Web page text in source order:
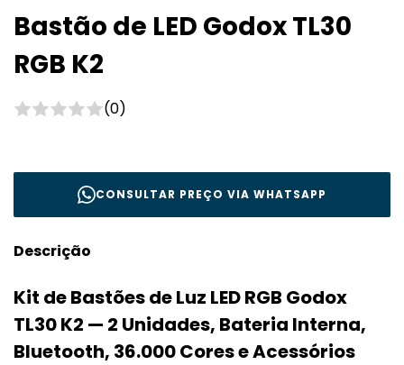
Bastão de LED Godox TL30
RGB K2
(0)
CONSULTAR PREÇO VIA WHATSAPP
Descrição
Kit de Bastões de Luz LED RGB Godox
TL30 K2 — 2 Unidades, Bateria Interna,
Bluetooth, 36.000 Cores e Acessórios